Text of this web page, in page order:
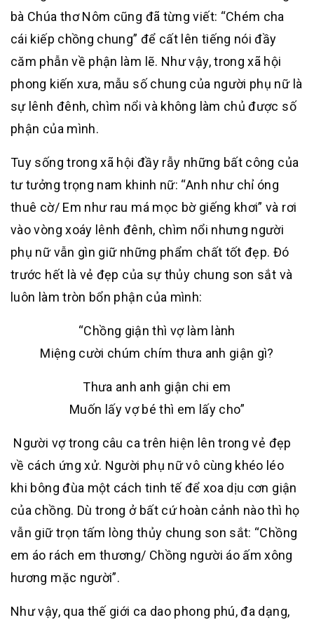
bà Chúa thơ Nôm cũng đã từng viết: “Chém cha
cái kiếp chồng chung” để cất lên tiếng nói đầy
căm phẫn về phận làm lẽ. Như vậy, trong xã hội
phong kiến xưa, mẫu số chung của người phụ nữ là
sự lênh đênh, chìm nổi và không làm chủ được số
phận của mình.
Tuy sống trong xã hội đầy rẫy những bất công của
tư tưởng trọng nam khinh nữ: “Anh như chỉ óng
thuê cờ/ Em như rau má mọc bờ giếng khơi” và rơi
vào vòng xoáy lênh đênh, chìm nổi nhưng người
phụ nữ vẫn gìn giữ những phẩm chất tốt đẹp. Đó
trước hết là vẻ đẹp của sự thủy chung son sắt và
luôn làm tròn bổn phận của mình:
“Chồng giận thì vợ làm lành
Miệng cười chúm chím thưa anh giận gì?
Thưa anh anh giận chi em
Muốn lấy vợ bé thì em lấy cho”
Người vợ trong câu ca trên hiện lên trong vẻ đẹp
về cách ứng xử. Người phụ nữ vô cùng khéo léo
khi bông đùa một cách tinh tế để xoa dịu cơn giận
của chồng. Dù trong ở bất cứ hoàn cảnh nào thì họ
vẫn giữ trọn tấm lòng thủy chung son sắt: “Chồng
em áo rách em thương/ Chồng người áo ấm xông
hương mặc người”.
Như vậy, qua thế giới ca dao phong phú, đa dạng,